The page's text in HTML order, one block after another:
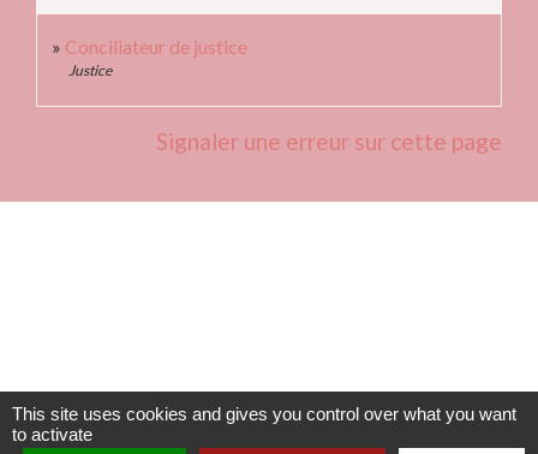
Conciliateur de justice
Justice
Signaler une erreur sur cette page
69820 Fleurie - FRANCE
+33 4 74 04 10 44
This site uses cookies and gives you control over what you want
to activate